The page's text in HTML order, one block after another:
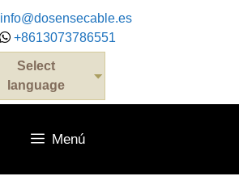
info@dosensecable.es
+8613073786551
Select
language
Menú